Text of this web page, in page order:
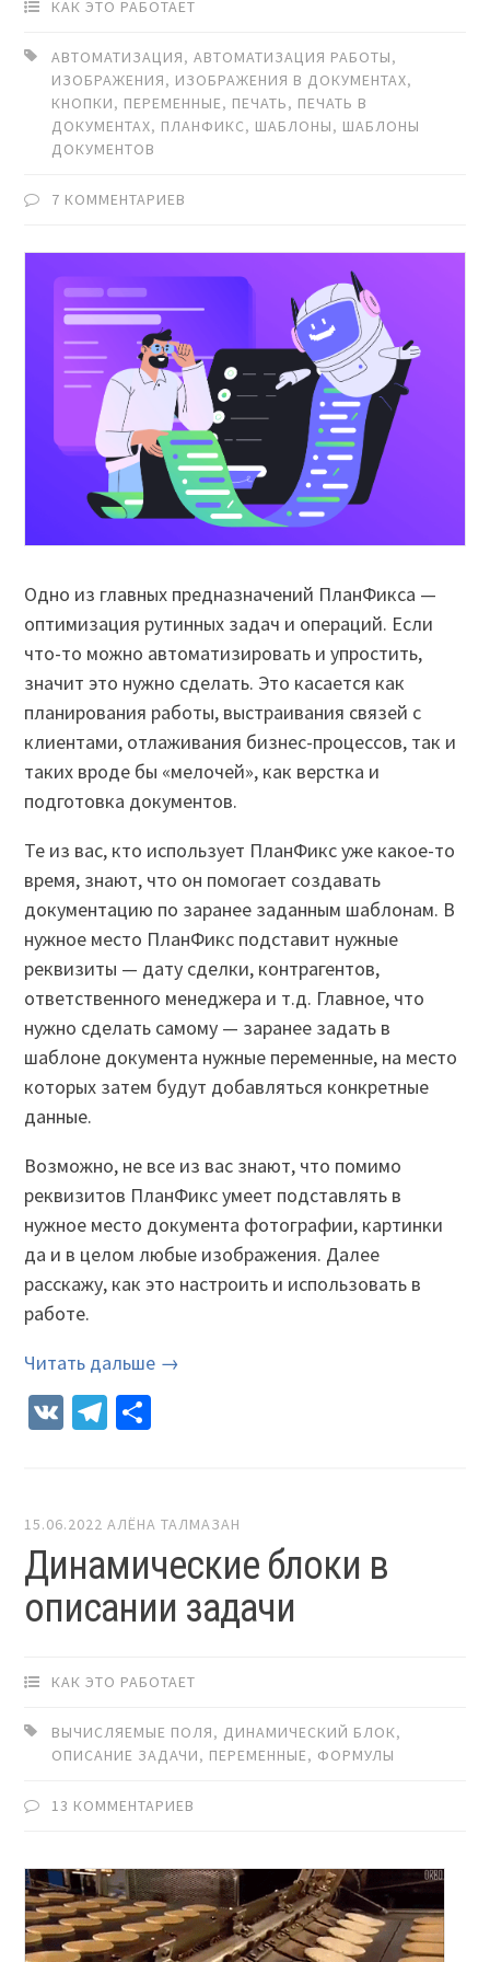
КАК ЭТО РАБОТАЕТ
АВТОМАТИЗАЦИЯ,АВТОМАТИЗАЦИЯ РАБОТЫ,
ИЗОБРАЖЕНИЯ, ИЗОБРАЖЕНИЯ В ДОКУМЕНТАХ,
КНОПКИ, ПЕРЕМЕННЫЕ, ПЕЧАТЬ, ПЕЧАТЬ В
ДОКУМЕНТАХ, ПЛАНФИКС, ШАБЛОНЫ, ШАБЛОНЫ
ДОКУМЕНТОВ
7 КОММЕНТАРИЕВ
Одно из главных предназначений ПланФикса —
оптимизация рутинных задач и операций. Если
что-то можно автоматизировать и упростить,
значит это нужно сделать. Это касается как
планирования работы, выстраивания связей с
клиентами, отлаживания бизнес-процессов, так и
таких вроде бы «мелочей», как верстка и
подготовка документов.
Те из вас, кто использует ПланФикс уже какое-то
время, знают, что он помогает создавать
документацию по заранее заданным шаблонам. В
нужное место ПланФикс подставит нужные
реквизиты — дату сделки, контрагентов,
ответственного менеджера и т.д. Главное, что
нужно сделать самому — заранее задать в
шаблоне документа нужные переменные, на место
которых затем будут добавляться конкретные
данные.
Возможно, не все из вас знают, что помимо
реквизитов ПланФикс умеет подставлять в
нужное место документа фотографии, картинки
да и в целом любые изображения. Далее
расскажу, как это настроить и использовать в
работе.
Читать дальше →
VK Telegram
15.06.2022 АЛЁНА ТАЛМАЗАН
Динамические блоки в
описании задачи
КАК ЭТО РАБОТАЕТ
ВЫЧИСЛЯЕМЫЕ ПОЛЯ, ДИНАМИЧЕСКИЙ БЛОК,
ОПИСАНИЕ ЗАДАЧИ, ПЕРЕМЕННЫЕ, ФОРМУЛЫ
13 КОММЕНТАРИЕВ